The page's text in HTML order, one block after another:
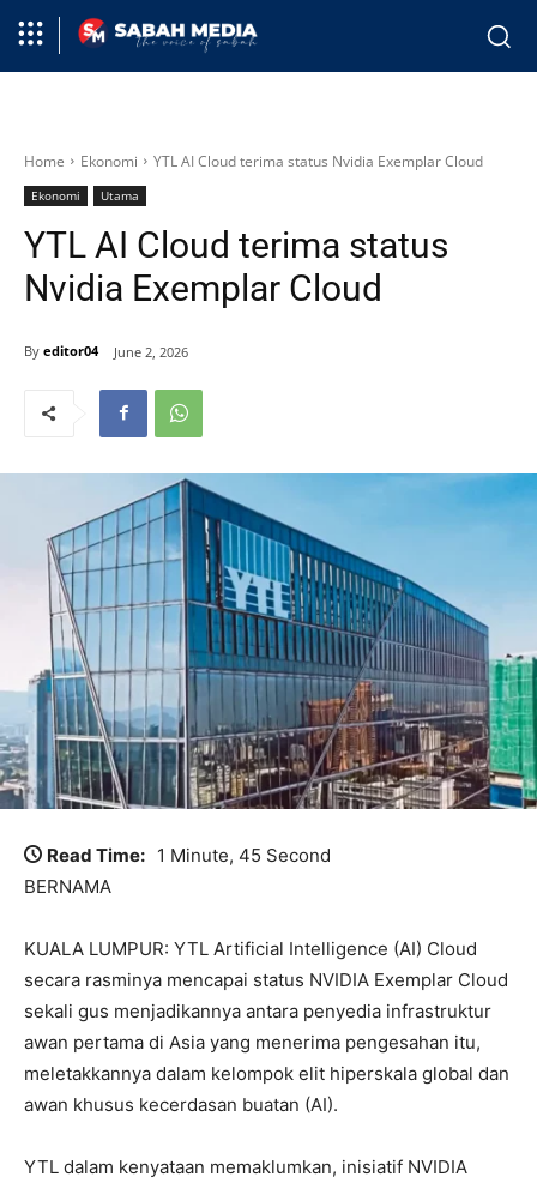
Home Ekonomi YTL AI Cloud terima status Nvidia Exemplar Cloud
Ekonomi Utama
YTL AI Cloud terima status
Nvidia Exemplar Cloud
By editor04 June 2, 2026
Read Time: 1 Minute, 45 Second
BERNAMA
KUALA LUMPUR: YTL Artificial Intelligence (AI) Cloud
secara rasminya mencapai status NVIDIA Exemplar Cloud
sekali gus menjadikannya antara penyedia infrastruktur
awan pertama di Asia yang menerima pengesahan itu,
meletakkannya dalam kelompok elit hiperskala global dan
awan khusus kecerdasan buatan (AI).
YTL dalam kenyataan memaklumkan, inisiatif NVIDIA